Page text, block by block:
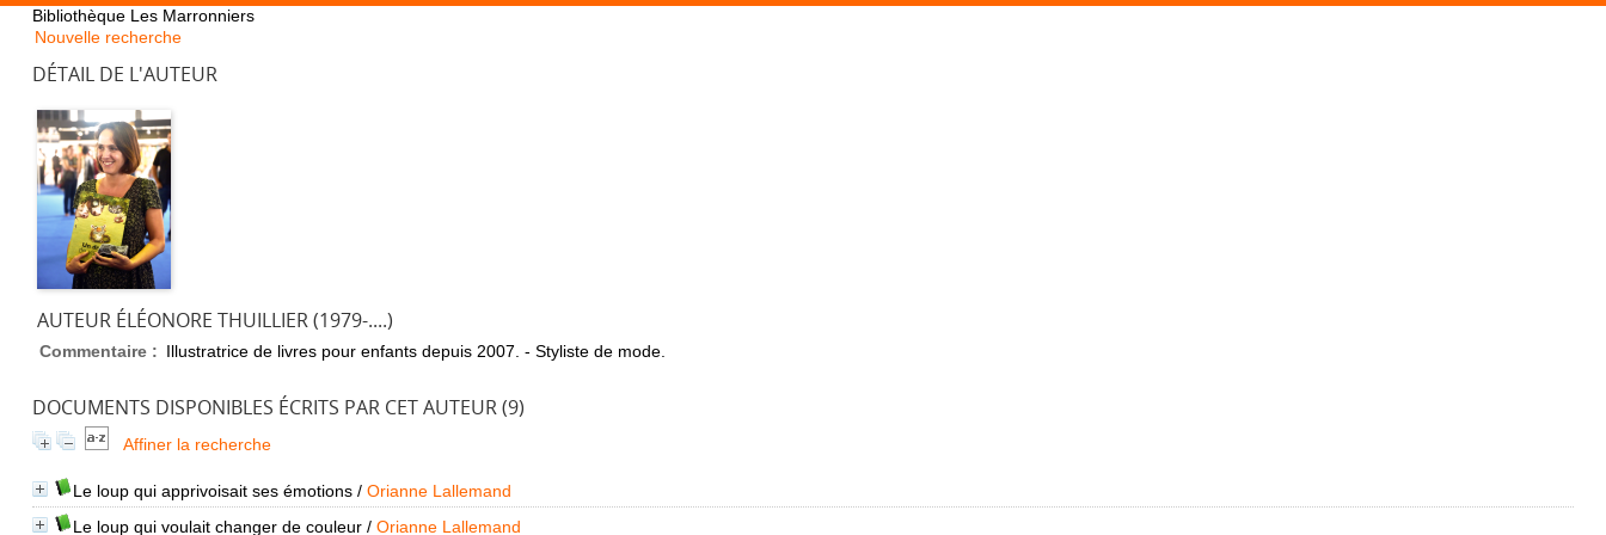
Bibliothèque Les Marronniers
Nouvelle recherche
DÉTAIL DE L'AUTEUR
AUTEUR ÉLÉONORE THUILLIER (1979-....)
Commentaire : Illustratrice de livres pour enfants depuis 2007. - Styliste de mode.
DOCUMENTS DISPONIBLES ÉCRITS PAR CET AUTEUR (9)
Affiner la recherche
Le loup qui apprivoisait ses émotions/ Orianne Lallemand
Le loup qui voulait changer de couleur/ Orianne Lallemand